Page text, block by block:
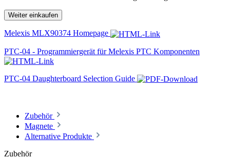
Weiter einkaufen
Melexis MLX90374 Homepage
PTC-04 - Programmiergerät für Melexis PTC Komponenten
PTC-04 Daughterboard Selection Guide
Zubehör
Magnete
Alternative Produkte
Zubehör